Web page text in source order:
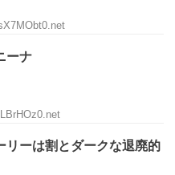
ーナ
リーは割とダークな退廃的